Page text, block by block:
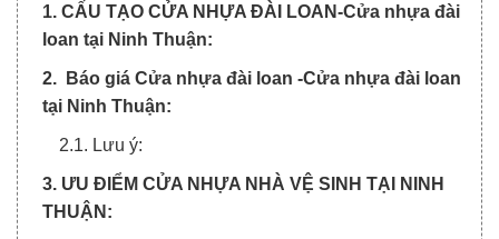
1. CẤU TẠO CỬA NHỰA ĐÀI LOAN-Cửa nhựa đài
loan tại Ninh Thuận:
2. Báo giá Cửa nhựa đài loan -Cửa nhựa đài loan
tại Ninh Thuận:
2.1. Lưu ý:
3. ƯU ĐIỂM CỬA NHỰA NHÀ VỆ SINH TẠI NINH
THUẬN: